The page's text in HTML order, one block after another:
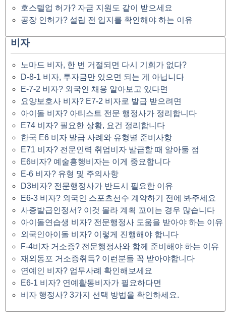
호스텔업 허가? 자금 지원도 같이 받으세요
공장 인허가? 설립 전 입지를 확인해야 하는 이유
비자
노마드 비자, 한 번 거절되면 다시 기회가 없다?
D-8-1 비자, 투자금만 있으면 되는 게 아닙니다
E-7-2 비자? 외국인 채용 알아보고 있다면
요양보호사 비자? E7-2 비자로 발급 받으려면
아이돌 비자? 아티스트 전문 행정사가 정리합니다
E74 비자? 필요한 상황, 요건 정리합니다
한국 E6 비자 발급 사례와 유형별 준비사항
E71 비자? 전문인력 취업비자 발급할 때 알아둘 점
E6비자? 예술흥행비자는 이게 중요합니다
E-6 비자? 유형 및 주의사항
D3비자? 전문행정사가 반드시 필요한 이유
E6-3 비자? 외국인 스포츠선수 계약하기 전에 봐주세요
사증발급인정서? 이것 몰라 계획 꼬이는 경우 많습니다
아이돌연습생 비자? 전문행정사 도움을 받아야 하는 이유
외국인아이돌 비자? 이렇게 진행해야 합니다
F-4비자 거소증? 전문행정사와 함께 준비해야 하는 이유
재외동포 거소증취득? 이런분들 꼭 받아야합니다
연예인 비자? 업무사례 확인해보세요
E6-1 비자? 연예활동비자가 필요하다면
비자 행정사? 3가지 선택 방법을 확인하세요.